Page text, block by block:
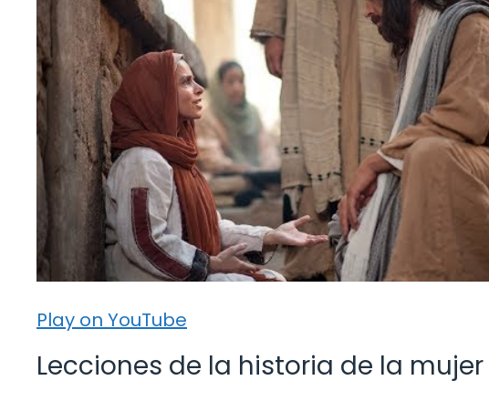
Play on YouTube
Lecciones de la historia de la